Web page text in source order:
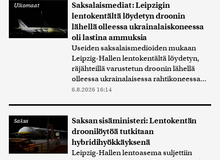
Ulkomaat
Saksalaismediat: Leipzigin
lentokentältä löydetyn droonin
lähellä olleessa ukrainalaiskoneessa
oli lastina ammuksia
Useiden saksalaismedioiden mukaan
Leipzig-Hallen lentokentältä löydetyn,
räjähteillä varustetun droonin lähellä
olleessa ukrainalaisessa rahtikoneessa...
6.8.2026 16:14
Saksa
Saksan sisäministeri: Lentokentän
droonilöytöä tutkitaan
hybridihyökkäyksenä
Leipzig-Hallen lentoasema suljettiin